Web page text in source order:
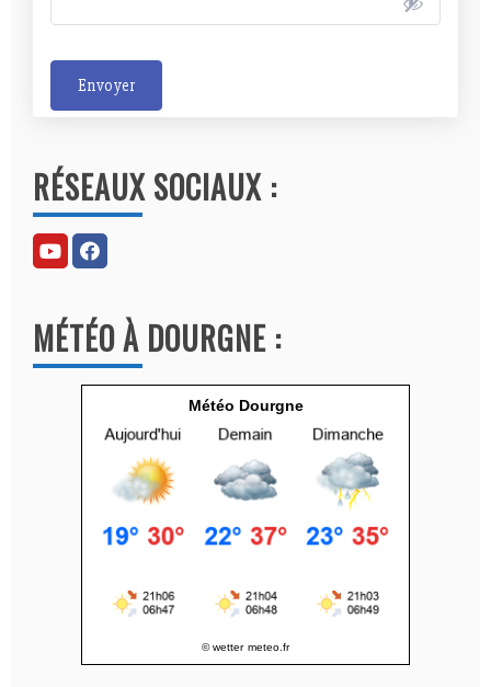
Envoyer
t
e
r
n
t
i
RÉSEAUX SOCIAUX :
MÉTÉO À DOURGNE :
Météo Dourgne
© wetter meteo.fr